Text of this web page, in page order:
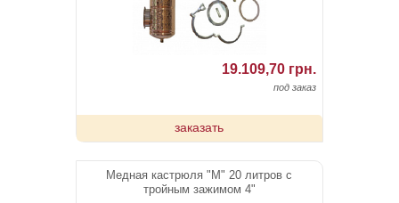
19.109,70 грн.
под заказ
заказать
Медная кастрюля "М" 20 литров с
тройным зажимом 4"